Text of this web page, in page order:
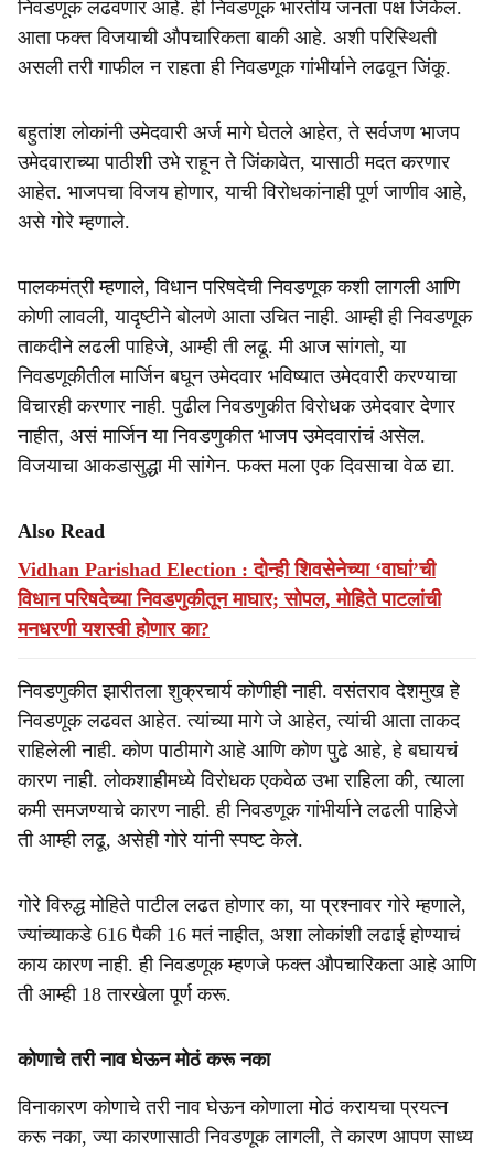
निवडणूक लढवणार आहे. ही निवडणूक भारतीय जनता पक्ष जिंकेल.
आता फक्त विजयाची औपचारिकता बाकी आहे. अशी परिस्थिती
असली तरी गाफील न राहता ही निवडणूक गांभीर्याने लढवून जिंकू.
बहुतांश लोकांनी उमेदवारी अर्ज मागे घेतले आहेत, ते सर्वजण भाजप
उमेदवाराच्या पाठीशी उभे राहून ते जिंकावेत, यासाठी मदत करणार
आहेत. भाजपचा विजय होणार, याची विरोधकांनाही पूर्ण जाणीव आहे,
असे गोरे म्हणाले.
पालकमंत्री म्हणाले, विधान परिषदेची निवडणूक कशी लागली आणि
कोणी लावली, यादृष्टीने बोलणे आता उचित नाही. आम्ही ही निवडणूक
ताकदीने लढली पाहिजे, आम्ही ती लढू. मी आज सांगतो, या
निवडणूकीतील मार्जिन बघून उमेदवार भविष्यात उमेदवारी करण्याचा
विचारही करणार नाही. पुढील निवडणुकीत विरोधक उमेदवार देणार
नाहीत, असं मार्जिन या निवडणुकीत भाजप उमेदवारांचं असेल.
विजयाचा आकडासुद्धा मी सांगेन. फक्त मला एक दिवसाचा वेळ द्या.
Also Read
Vidhan Parishad Election : दोन्ही शिवसेनेच्या ‘वाघां’ची
विधान परिषदेच्या निवडणुकीतून माघार; सोपल, माेहिते पाटलांची
मनधरणी यशस्वी होणार का?
निवडणुकीत झारीतला शुक्रचार्य कोणीही नाही. वसंतराव देशमुख हे
निवडणूक लढवत आहेत. त्यांच्या मागे जे आहेत, त्यांची आता ताकद
राहिलेली नाही. कोण पाठीमागे आहे आणि कोण पुढे आहे, हे बघायचं
कारण नाही. लोकशाहीमध्ये विरोधक एकवेळ उभा राहिला की, त्याला
कमी समजण्याचे कारण नाही. ही निवडणूक गांभीर्याने लढली पाहिजे
ती आम्ही लढू, असेही गोरे यांनी स्पष्ट केले.
गोरे विरुद्ध मोहिते पाटील लढत होणार का, या प्रश्नावर गोरे म्हणाले,
ज्यांच्याकडे 616 पैकी 16 मतं नाहीत, अशा लोकांशी लढाई होण्याचं
काय कारण नाही. ही निवडणूक म्हणजे फक्त औपचारिकता आहे आणि
ती आम्ही 18 तारखेला पूर्ण करू.
कोणाचे तरी नाव घेऊन मोठं करू नका
विनाकारण कोणाचे तरी नाव घेऊन कोणाला मोठं करायचा प्रयत्न
करू नका, ज्या कारणासाठी निवडणूक लागली, ते कारण आपण साध्य